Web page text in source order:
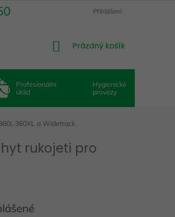
Přihlášení
NÁKUPNÍ
Prázdný košík
Profesionální
úklid
Hygienické
provozy
360XL a Widetrack
rukojeti pro